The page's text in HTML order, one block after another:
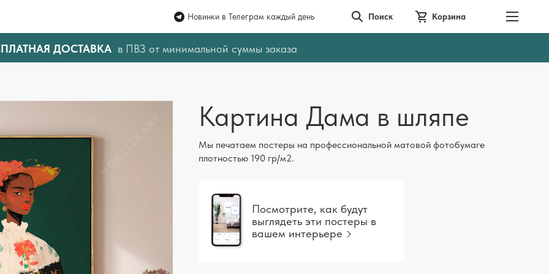
Новинки в Телеграм каждый день Поиск Корзина
ДОСТАВКА в ПВЗ от минимальной суммы заказа
Картина Дама в шляпе
Мы печатаем постеры на профессиональной матовой фотобумаге
плотностью 190 гр/м2.
Посмотрите, как будут
выглядеть эти постеры в
вашем интерьере